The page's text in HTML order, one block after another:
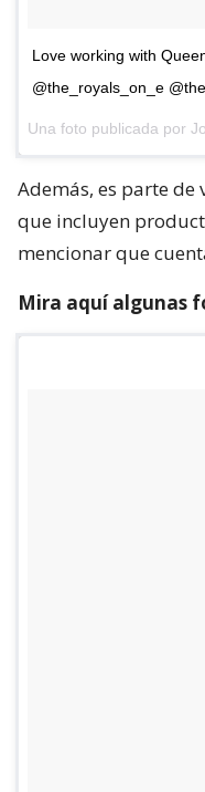
Love working with
@the_royals_on_e
Una foto publicada por
Además, es parte
que incluyen
mencionar que
Mira aquí algunas